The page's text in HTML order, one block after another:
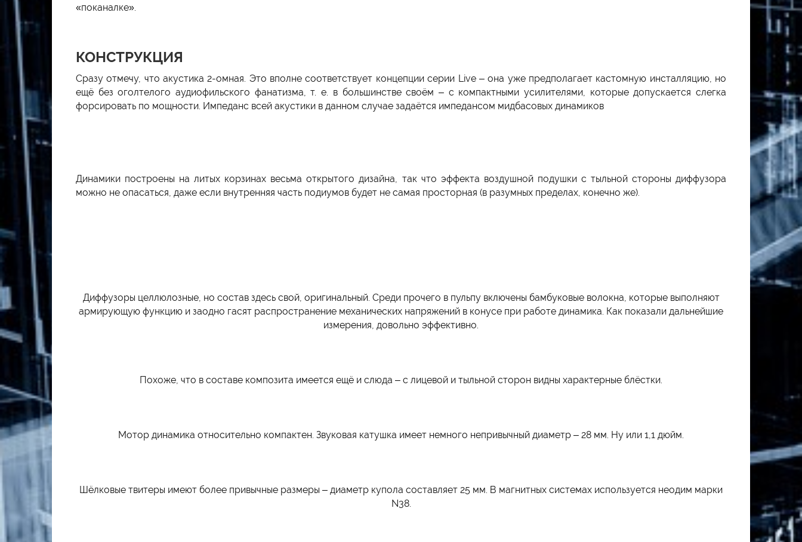
«поканалке».
КОНСТРУКЦИЯ
Сразу отмечу, что акустика 2-омная. Это вполне соответствует концепции серии Live – она уже предполагает кастомную инсталляцию, но
ещё без оголтелого аудиофильского фанатизма, т. е. в большинстве своём – с компактными усилителями, которые допускается слегка
форсировать по мощности. Импеданс всей акустики в данном случае задаётся импедансом мидбасовых динамиков
Динамики построены на литых корзинах весьма открытого дизайна, так что эффекта воздушной подушки с тыльной стороны диффузора
можно не опасаться, даже если внутренняя часть подиумов будет не самая просторная (в разумных пределах, конечно же).
Диффузоры целлюлозные, но состав здесь свой, оригинальный. Среди прочего в пульпу включены бамбуковые волокна, которые выполняют
армирующую функцию и заодно гасят распространение механических напряжений в конусе при работе динамика. Как показали дальнейшие
измерения, довольно эффективно.
Похоже, что в составе композита имеется ещё и слюда – с лицевой и тыльной сторон видны характерные блёстки.
Мотор динамика относительно компактен. Звуковая катушка имеет немного непривычный диаметр – 28 мм. Ну или 1,1 дюйм.
Шёлковые твитеры имеют более привычные размеры – диаметр купола составляет 25 мм. В магнитных системах используется неодим марки
N38.